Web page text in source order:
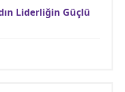
Liderliğin Güçlü